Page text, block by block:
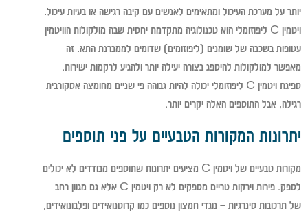
יותר על מערכת העיכול ומתאימים לאנשים עם קיבה רגישה או בעיות עיכול.
ויטמין C ליפוזומלי הוא טכנולוגיה מתקדמת יחסית שבה מולקולות הוויטמין
עטופות בשכבה של שומנים (ליפוזומים) שדומים לממברנת התא. זה
מאפשר למולקולות להיספג בצורה יעילה יותר ולהגיע לרקמות ישירות.
ספיגת ויטמין C ליפוזומלי יכולה להיות גבוהה פי שניים מחומצה אסקורבית
רגילה, אבל התוספים האלה יקרים יותר.
יתרונות המקורות הטבעיים על פני תוספים
מקורות טבעיים של ויטמין C מציעים יתרונות שתוספים מבודדים לא יכולים
לספק. פירות וירקות טריים מספקים לא רק ויטמין C אלא גם מגוון רחב
של תרכובות סינרגיות – נוגדי חמצון נוספים כמו קרוטנואידים ופלבונואידים,